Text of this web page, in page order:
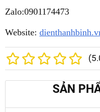
Zalo:0901174473
Website:
(
SẢN